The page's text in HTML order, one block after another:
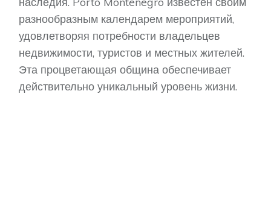
разнообразным календарем мероприятий,
удовлетворяя потребности владельцев
недвижимости, туристов и местных жителей.
Эта процветающая община обеспечивает
действительно уникальный уровень жизни.